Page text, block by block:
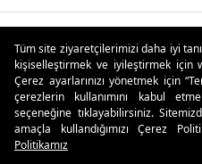
Tüm site ziyaretçilerimizi daha iyi
kişiselleştirmek ve iyileştirmek için
Çerez ayarlarınızı yönetmek için
çerezlerin kullanımını kabul
seçeneğine tıklayabilirsiniz.
amaçla kullandığımızı Çerez
Politikamız
Özdilekteyim'de Taksit
Güvenli Alışveriş